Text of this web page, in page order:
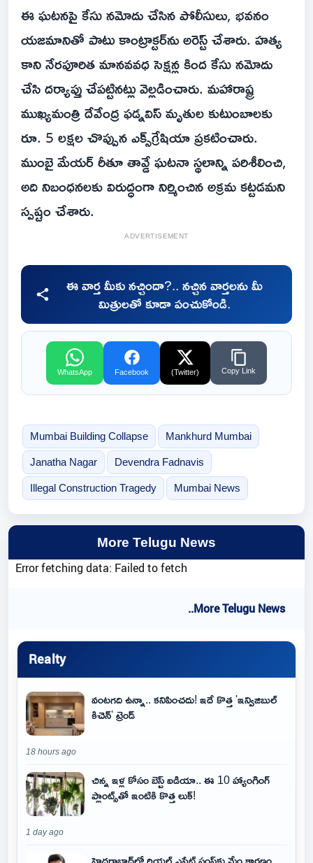
ఈ ఘటనపై కేసు నమోదు చేసిన పోలీసులు, భవనం
యజమానితో పాటు కాంట్రాక్టర్‌ను అరెస్ట్ చేశారు. హత్య
కాని నేరపూరిత మానవవధ సెక్షన్ల కింద కేసు నమోదు
చేసి దర్యాప్తు చేపట్టినట్లు వెల్లడించారు. మహారాష్ట్ర
ముఖ్యమంత్రి దేవేంద్ర ఫడ్నవిస్ మృతుల కుటుంబాలకు
రూ. 5 లక్షల చొప్పున ఎక్స్‌గ్రేషియా ప్రకటించారు.
ముంబై మేయర్ రీతూ తావ్డే ఘటనా స్థలాన్ని పరిశీలించి,
అది నిబంధనలకు విరుద్ధంగా నిర్మించిన అక్రమ కట్టడమని
స్పష్టం చేశారు.
ADVERTISEMENT
ఈ వార్త మీకు నచ్చిందా?.. నచ్చిన వార్తలను మీ
మిత్రులతో కూడా పంచుకోండి.
WhatsApp Facebook (Twitter) Copy Link
Mumbai Building Collapse Mankhurd Mumbai
Janatha Nagar Devendra Fadnavis
Illegal Construction Tragedy Mumbai News
More Telugu News
Error fetching data: Failed to fetch
..More Telugu News
Realty
వంటగది ఉన్నా.. కనిపించదు! ఇదే కొత్త 'ఇన్విజిబుల్
కిచెన్' ట్రెండ్
18 hours ago
చిన్న ఇళ్ల కోసం బెస్ట్ ఐడియా.. ఈ 10 హ్యాంగింగ్
ప్లాంట్స్‌తో ఇంటికి కొత్త లుక్!
1 day ago